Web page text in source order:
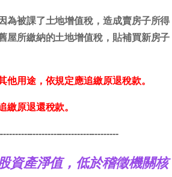
為被課了土地增值稅，造成賣房子所得
屋所繳納的土地增值稅，貼補買新房子
用途，依規定應追繳原退稅款。
原退還稅款。
資產淨值，低於稽徵機關核